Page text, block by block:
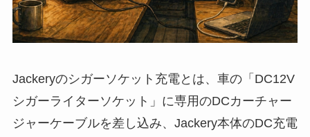
Jackeryのシガーソケット充電とは、車の「DC12V
シガーライターソケット」に専用のDCカーチャー
ジャーケーブルを差し込み、Jackery本体のDC充電